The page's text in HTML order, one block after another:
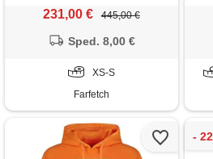
231,00 € 445,00 €
Sped. 8,00 €
XS-S
Farfetch